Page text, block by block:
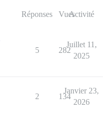
Réponses VuesActivité
5 282
Juillet 11,
2025
2 134
Janvier 23,
2026